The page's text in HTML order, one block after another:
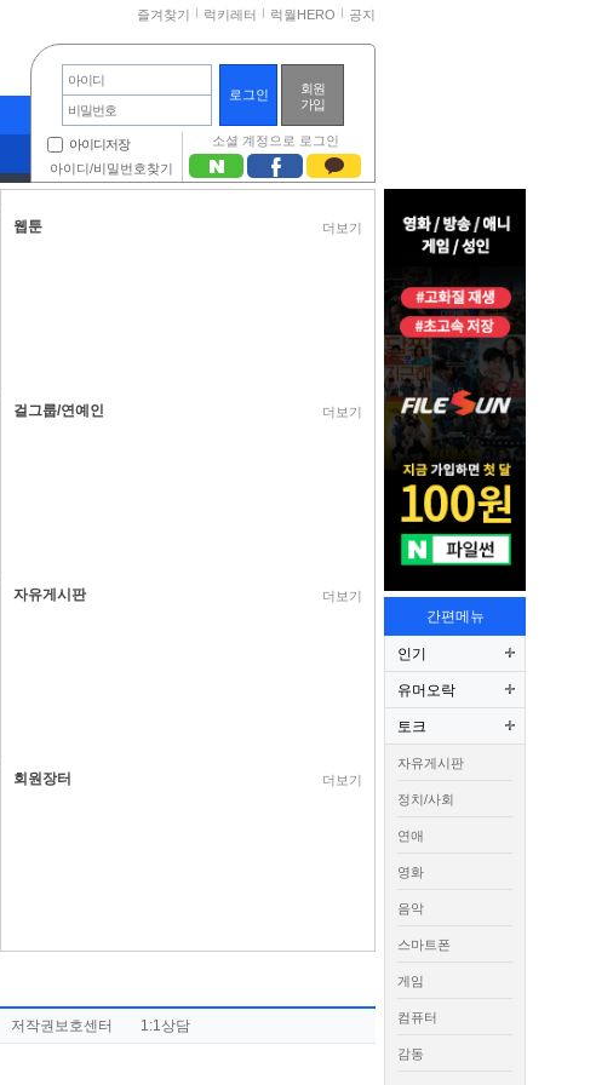
즐겨찾기 럭키레터 럭월HERO 공지
아이디
비밀번호
회원
가입
아이디저장
아이디/비밀번호찾기
소셜 계정으로 로그인
간편메뉴
인기
유머오락
토크
자유게시판
정치/사회
연애
영화
음악
스마트폰
게임
컴퓨터
감동
웹툰 더보기
걸그룹/연예인 더보기
자유게시판 더보기
회원장터 더보기
저작권보호센터 1:1상담